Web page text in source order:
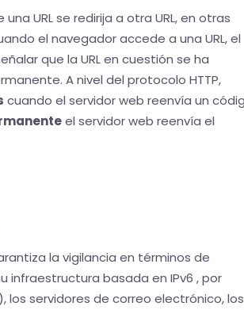
URL se redirija a otra URL, en otras
el navegador accede a una URL, el
que la URL en cuestión se ha
A nivel del protocolo HTTP,
cuando el servidor web reenvía un
el servidor web reenvía el
la vigilancia en términos de
infraestructura basada en IPv6 , por
servidores de correo electrónico, los